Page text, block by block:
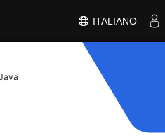
ITALIANO